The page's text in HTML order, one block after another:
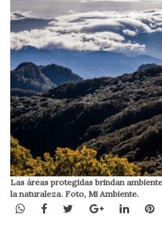
Las áreas protegidas brindan
la naturaleza. Foto, Mi Ambiente.
WhatsApp
Facebook
TwitterGoogle+